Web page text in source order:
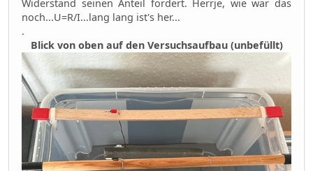
Widerstand seinen Anteil fordert. Herrje, wie war das
noch...U=R/I...lang lang ist's her...
.
Blick von oben auf den Versuchsaufbau (unbefüllt)